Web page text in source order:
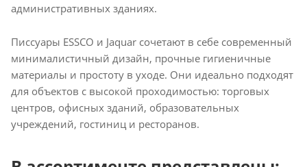
административных зданиях.
Писсуары ESSCO и Jaquar сочетают в себе современный
минималистичный дизайн, прочные гигиеничные
материалы и простоту в уходе. Они идеально подходят
для объектов с высокой проходимостью: торговых
центров, офисных зданий, образовательных
учреждений, гостиниц и ресторанов.